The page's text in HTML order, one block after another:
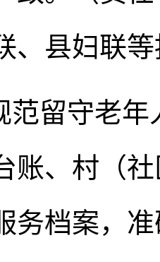
、县妇联
范留守老
账、村（
务档案，